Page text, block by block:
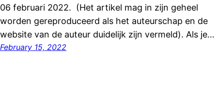
06 februari 2022. (Het artikel mag in zijn geheel
worden gereproduceerd als het auteurschap en de
website van de auteur duidelijk zijn vermeld). Als je…
February 15, 2022